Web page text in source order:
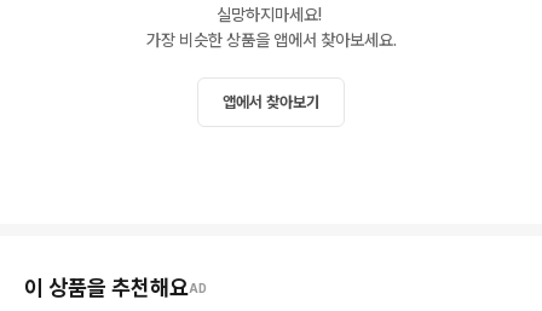
실망하지마세요!
가장 비슷한 상품을 앱에서 찾아보세요.
앱에서 찾아보기
이 상품을 추천해요AD